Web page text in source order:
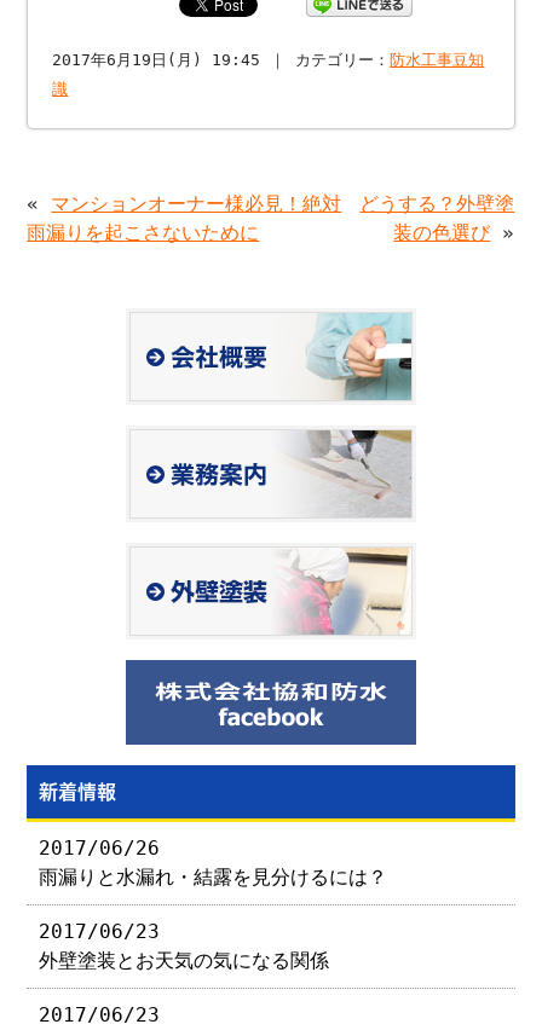
2017年6月19日(月) 19:45 ｜ カテゴリー： 防水工事豆知
識
« マンションオーナー様必見！絶対
雨漏りを起こさないために
どうする？外壁塗
装の色選び»
新着情報
2017/06/26
雨漏りと水漏れ・結露を見分けるには？
2017/06/23
外壁塗装とお天気の気になる関係
2017/06/23